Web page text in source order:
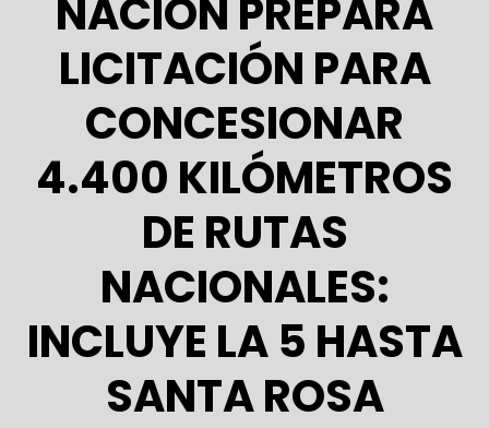
NACIÓN PREPARA
LICITACIÓN PARA
CONCESIONAR
4.400 KILÓMETROS
DE RUTAS
NACIONALES:
INCLUYE LA 5 HASTA
SANTA ROSA